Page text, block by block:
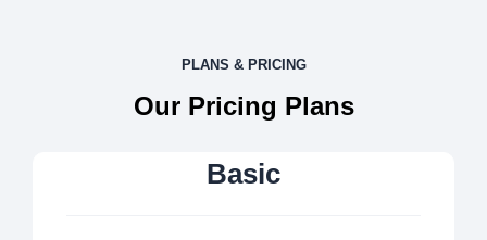
PLANS & PRICING
Our Pricing Plans
Basic